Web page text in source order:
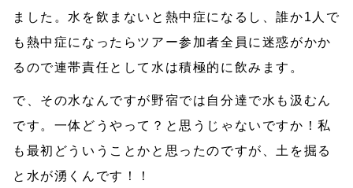
ました。水を飲まないと熱中症になるし、誰か1人で
も熱中症になったらツアー参加者全員に迷惑がかか
るので連帯責任として水は積極的に飲みます。
で、その水なんですが野宿では自分達で水も汲むん
です。一体どうやって？と思うじゃないですか！私
も最初どういうことかと思ったのですが、土を掘る
と水が湧くんです！！